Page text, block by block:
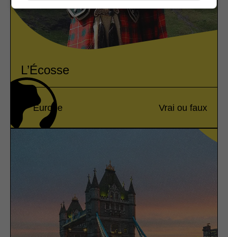
L’Écosse
Europe Vrai ou faux